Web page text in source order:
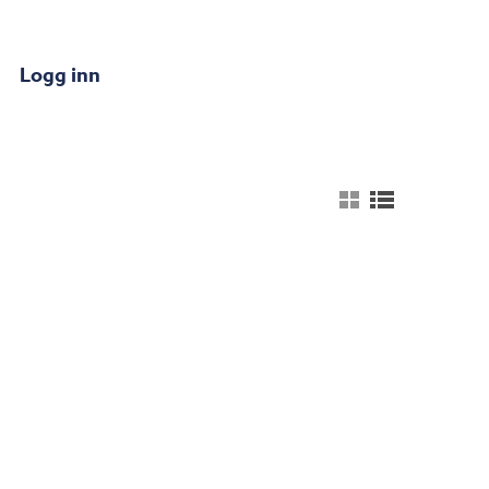
Logg inn